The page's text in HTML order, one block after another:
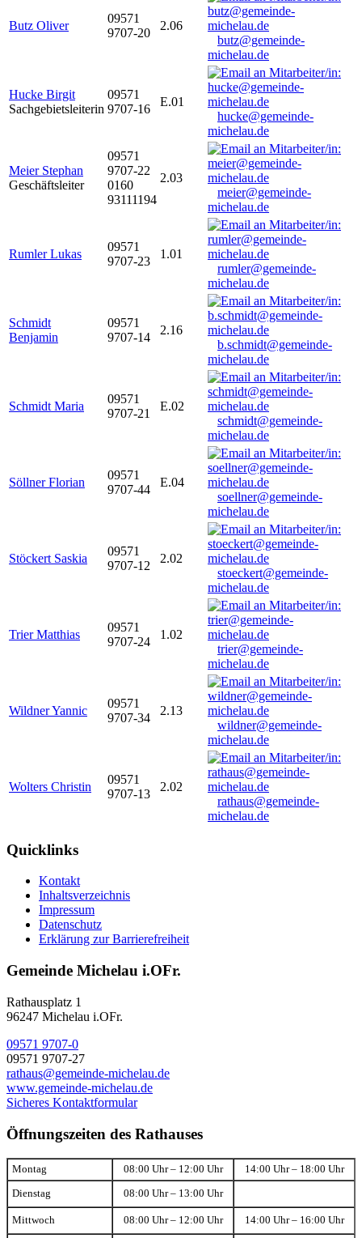
Butz Oliver
09571
9707-20
2.06
butz@gemeinde-
michelau.de
Hucke Birgit
Sachgebietsleiterin
09571
9707-16
E.01
hucke@gemeinde-
michelau.de
Meier Stephan
Geschäftsleiter
09571
9707-22
0160
93111194
2.03
meier@gemeinde-
michelau.de
Rumler Lukas
09571
9707-23
1.01
rumler@gemeinde-
michelau.de
Schmidt
Benjamin
09571
9707-14
2.16
b.schmidt@gemeinde-
michelau.de
Schmidt Maria
09571
9707-21
E.02
schmidt@gemeinde-
michelau.de
Söllner Florian
09571
9707-44
E.04
soellner@gemeinde-
michelau.de
Stöckert Saskia
09571
9707-12
2.02
stoeckert@gemeinde-
michelau.de
Trier Matthias
09571
9707-24
1.02
trier@gemeinde-
michelau.de
Wildner Yannic
09571
9707-34
2.13
wildner@gemeinde-
michelau.de
Wolters Christin
09571
9707-13
2.02
rathaus@gemeinde-
michelau.de
Quicklinks
Kontakt
Inhaltsverzeichnis
Impressum
Datenschutz
Erklärung zur Barrierefreiheit
Gemeinde Michelau i.OFr.
Rathausplatz 1
96247 Michelau i.OFr.
09571 9707-0
09571 9707-27
rathaus@gemeinde-michelau.de
www.gemeinde-michelau.de
Sicheres Kontaktformular
Öffnungszeiten des Rathauses
Montag 08:00 Uhr – 12:00 Uhr 14:00 Uhr – 18:00 Uhr
Dienstag 08:00 Uhr – 13:00 Uhr
Mittwoch 08:00 Uhr – 12:00 Uhr 14:00 Uhr – 16:00 Uhr